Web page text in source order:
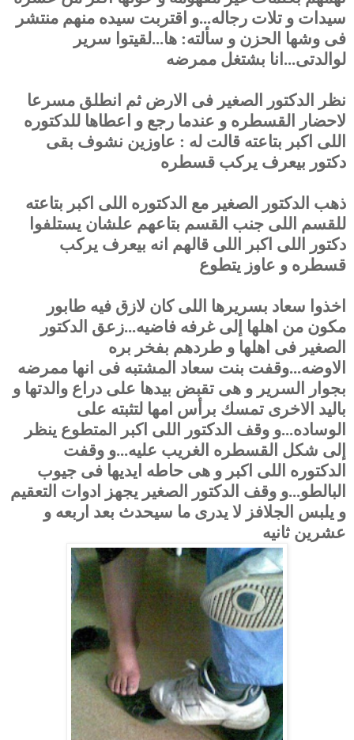
سيدات و تلات رجاله...و اقتربت سيده منهم منتشر
فى وشها الحزن و سألته: ها...لقيتوا سرير
لوالدتى...انا بشتغل ممرضه
نظر الدكتور الصغير فى الارض ثم انطلق مسرعا
لاحضار القسطره و عندما رجع و اعطاها للدكتوره
اللى اكبر بتاعته قالت له : عاوزين نشوف بقى
دكتور بيعرف يركب قسطره
ذهب الدكتور الصغير مع الدكتوره اللى اكبر بتاعته
للقسم اللى جنب القسم بتاعهم علشان يستلفوا
دكتور اللى اكبر اللى قالهم انه بيعرف يركب
قسطره و عاوز يتطوع
اخذوا سعاد بسريرها اللى كان لازق فيه طابور
مكون من اهلها إلى غرفه فاضيه...زعق الدكتور
الصغير فى اهلها و طردهم بفخر بره
الاوضه...وقفت بنت سعاد المشتبه فى انها ممرضه
بجوار السرير و هى تقبض بيدها على دراع والدتها و
باليد الاخرى تمسك برأس امها لتثبته على
الوساده...و وقف الدكتور اللى اكبر المتطوع ينظر
إلى شكل القسطره الغريب عليه...و وقفت
الدكتوره اللى اكبر و هى حاطه ايديها فى جيوب
البالطو...و وقف الدكتور الصغير يجهز ادوات التعقيم
و يلبس الجلافز لا يدرى ما سيحدث بعد اربعه و
عشرين ثانيه